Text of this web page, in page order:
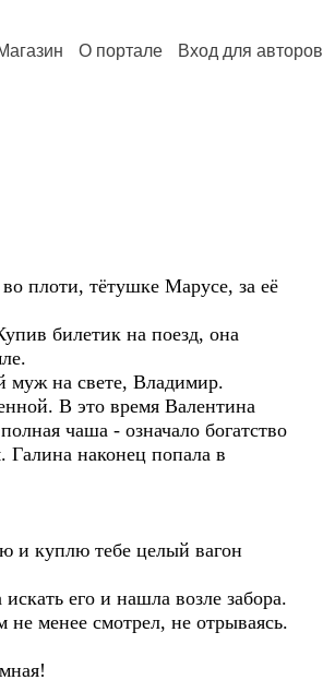
О портале Вход для авторов
плоти, тётушке Марусе, за её
билетик на поезд, она
муж на свете, Владимир.
В это время Валентина
чаша - означало богатство
Галина наконец попала в
и куплю тебе целый вагон
его и нашла возле забора.
менее смотрел, не отрываясь.